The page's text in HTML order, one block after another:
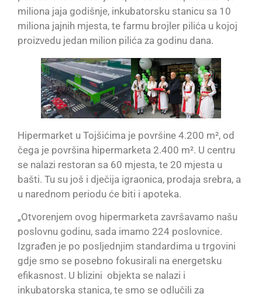
miliona jaja godišnje, inkubatorsku stanicu sa 10
miliona jajnih mjesta, te farmu brojler pilića u kojoj
proizvedu jedan milion pilića za godinu dana.
Hipermarket u Tojšićima je površine 4.200 m², od
čega je površina hipermarketa 2.400 m². U centru
se nalazi restoran sa 60 mjesta, te 20 mjesta u
bašti. Tu su još i dječija igraonica, prodaja srebra, a
u narednom periodu će biti i apoteka.
„Otvorenjem ovog hipermarketa završavamo našu
poslovnu godinu, sada imamo 224 poslovnice.
Izgrađen je po posljednjim standardima u trgovini
gdje smo se posebno fokusirali na energetsku
efikasnost. U blizini objekta se nalazi i
inkubatorska stanica, te smo se odlučili za